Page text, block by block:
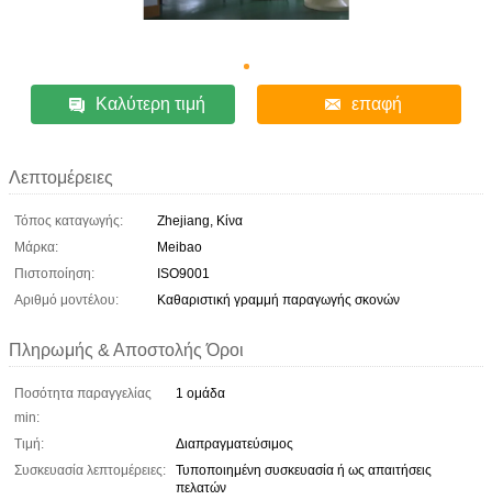
Καλύτερη τιμή επαφή
Λεπτομέρειες
Τόπος καταγωγής:
Zhejiang, Κίνα
Μάρκα:
Meibao
Πιστοποίηση:
ISO9001
Αριθμό μοντέλου:
Καθαριστική γραμμή παραγωγής σκονών
Πληρωμής & Αποστολής Όροι
Ποσότητα παραγγελίας
min:
1 ομάδα
Τιμή:
Διαπραγματεύσιμος
Συσκευασία λεπτομέρειες:
Τυποποιημένη συσκευασία ή ως απαιτήσεις
πελατών